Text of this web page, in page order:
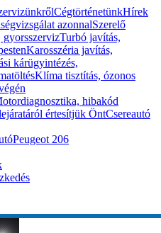
CégtörténetünkHírek
azonnalSzerelő
gyorsszervizTurbó javítás,
Karosszéria javítás,
kárügyintézés,
Klíma tisztítás, ózonos
hibakód
értesítjük ÖntCsereautó
Peugeot 206